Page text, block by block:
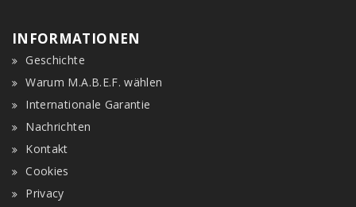
INFORMATIONEN
Geschichte
Warum M.A.B.E.F. wählen
Internationale Garantie
Nachrichten
Kontakt
Cookies
Privacy